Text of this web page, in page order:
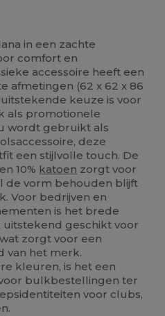
in een zachte
comfort en
accessoire heeft een
afmetingen (62 x 62 x 86
keuze is voor
als promotionele
wordt gebruikt als
deze
een stijlvolle touch. De
en 10% katoen zorgt voor
de vorm behouden blijft
Voor bedrijven en
is het brede
geschikt voor
zorgt voor een
van het merk.
kleuren, is het een
bulkbestellingen ter
voor clubs,